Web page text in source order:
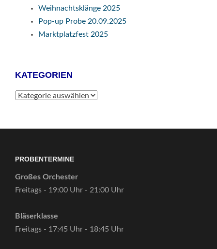
Weihnachtsklänge 2025
Pop-up Probe 20.09.2025
Marktplatzfest 2025
KATEGORIEN
Kategorien
PROBENTERMINE
Großes Orchester
Freitags - 19:00 Uhr - 21:00 Uhr
Bläserklasse
Freitags - 17:45 Uhr - 18:45 Uhr